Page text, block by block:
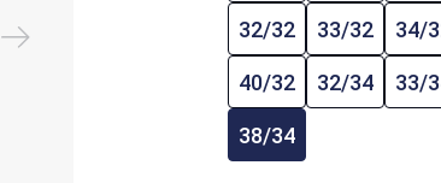
32/32 33/32 34/
40/32 32/34 33/
38/34